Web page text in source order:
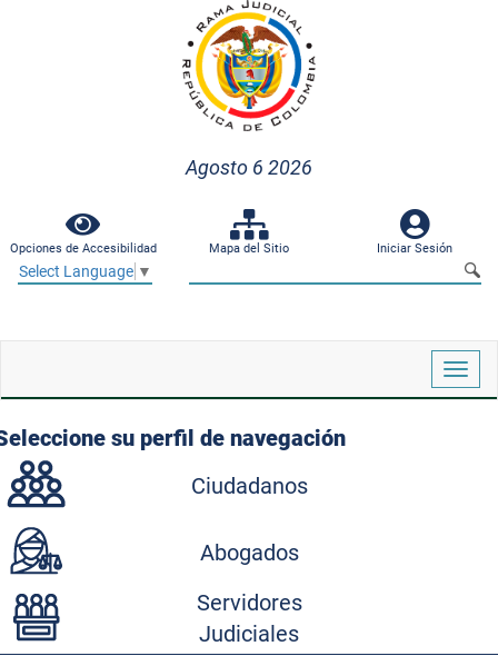
Agosto 6 2026
Opciones de Accesibilidad Mapa del Sitio Iniciar Sesión
Select Language ▼
su perfil de navegación
Ciudadanos
Abogados
Servidores
Judiciales